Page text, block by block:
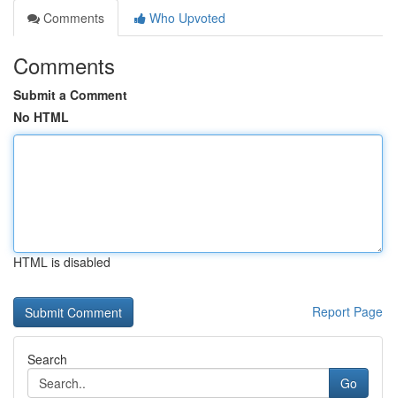
Comments
Who Upvoted
Comments
Submit a Comment
No HTML
HTML is disabled
Report Page
Search
Go